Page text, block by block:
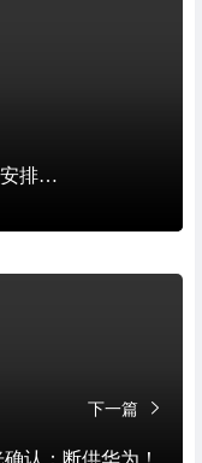
安排…
下一篇
确认：断供华为！